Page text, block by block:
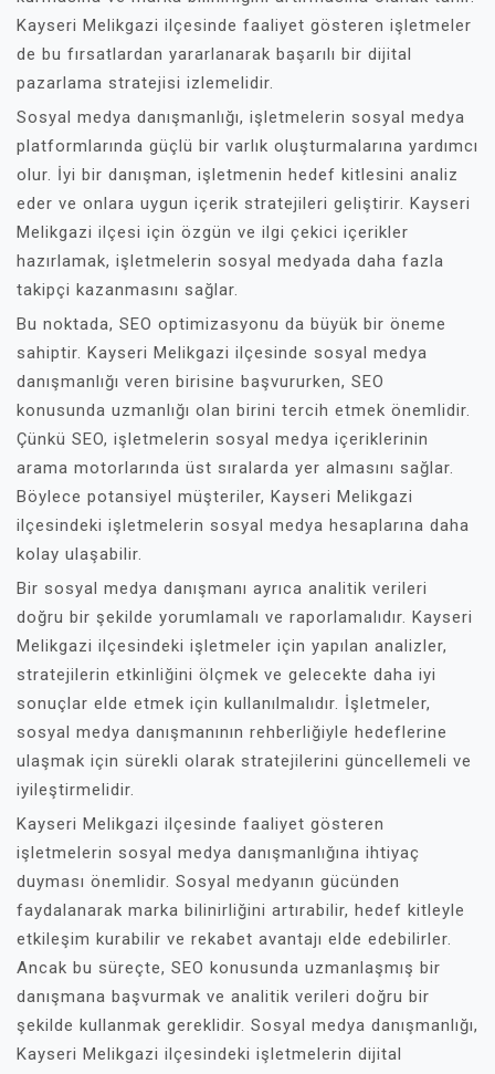
Kayseri Melikgazi ilçesinde faaliyet gösteren işletmeler
de bu fırsatlardan yararlanarak başarılı bir dijital
pazarlama stratejisi izlemelidir.
Sosyal medya danışmanlığı, işletmelerin sosyal medya
platformlarında güçlü bir varlık oluşturmalarına yardımcı
olur. İyi bir danışman, işletmenin hedef kitlesini analiz
eder ve onlara uygun içerik stratejileri geliştirir. Kayseri
Melikgazi ilçesi için özgün ve ilgi çekici içerikler
hazırlamak, işletmelerin sosyal medyada daha fazla
takipçi kazanmasını sağlar.
Bu noktada, SEO optimizasyonu da büyük bir öneme
sahiptir. Kayseri Melikgazi ilçesinde sosyal medya
danışmanlığı veren birisine başvururken, SEO
konusunda uzmanlığı olan birini tercih etmek önemlidir.
Çünkü SEO, işletmelerin sosyal medya içeriklerinin
arama motorlarında üst sıralarda yer almasını sağlar.
Böylece potansiyel müşteriler, Kayseri Melikgazi
ilçesindeki işletmelerin sosyal medya hesaplarına daha
kolay ulaşabilir.
Bir sosyal medya danışmanı ayrıca analitik verileri
doğru bir şekilde yorumlamalı ve raporlamalıdır. Kayseri
Melikgazi ilçesindeki işletmeler için yapılan analizler,
stratejilerin etkinliğini ölçmek ve gelecekte daha iyi
sonuçlar elde etmek için kullanılmalıdır. İşletmeler,
sosyal medya danışmanının rehberliğiyle hedeflerine
ulaşmak için sürekli olarak stratejilerini güncellemeli ve
iyileştirmelidir.
Kayseri Melikgazi ilçesinde faaliyet gösteren
işletmelerin sosyal medya danışmanlığına ihtiyaç
duyması önemlidir. Sosyal medyanın gücünden
faydalanarak marka bilinirliğini artırabilir, hedef kitleyle
etkileşim kurabilir ve rekabet avantajı elde edebilirler.
Ancak bu süreçte, SEO konusunda uzmanlaşmış bir
danışmana başvurmak ve analitik verileri doğru bir
şekilde kullanmak gereklidir. Sosyal medya danışmanlığı,
Kayseri Melikgazi ilçesindeki işletmelerin dijital